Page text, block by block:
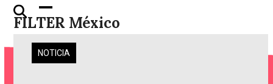
Skip
FILTER México
Open
mobile
menu
Close
mobile
menu
NOTICIA